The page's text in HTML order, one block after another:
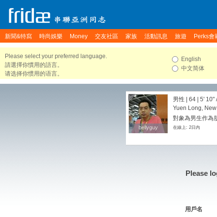
新聞&特寫 時尚娛樂 Money 交友社區 家族 活動訊息 旅遊 Perks會
Please select your preferred language.
請選擇你慣用的語言。
请选择你惯用的语言。
English
中文简体
bellyguy
bellyguy
男性 | 64 | 5' 10"
Yuen Long,
對象為男生作為
在線上: 2日內
Please
用戶名